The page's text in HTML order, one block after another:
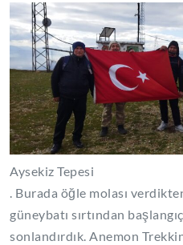
Aysekiz Tepesi
. Burada öğle molası
güneybatı sırtından
sonlandırdık. Anemon